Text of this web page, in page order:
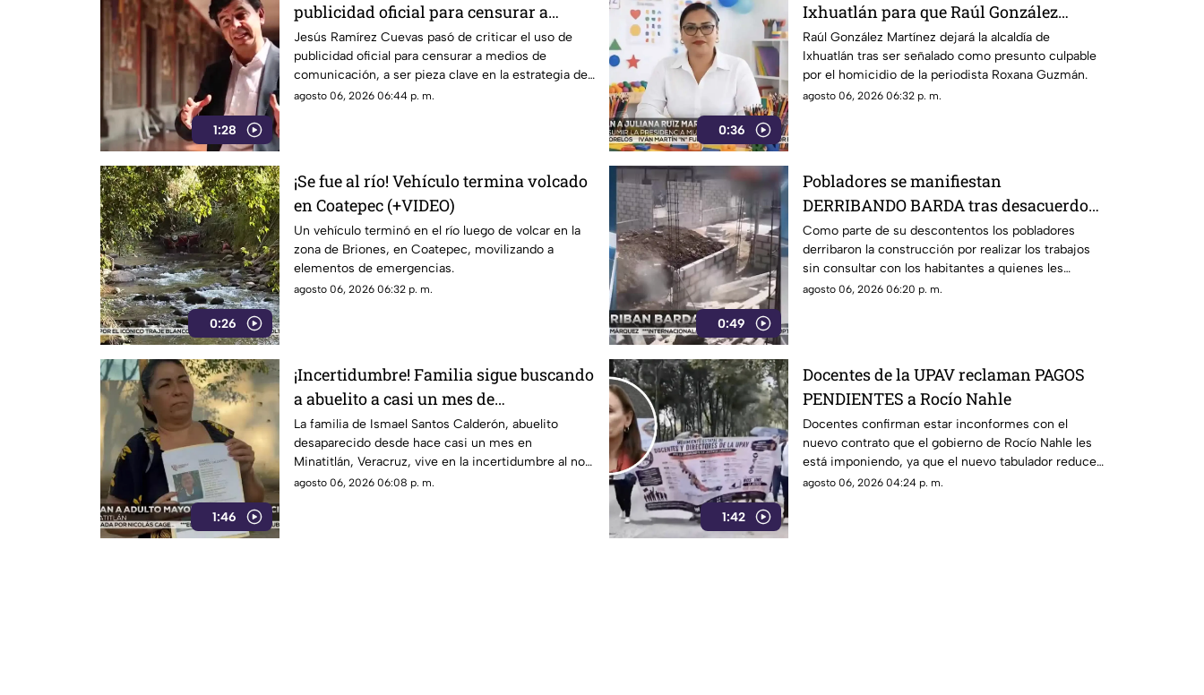
1:28
publicidad oficial para censurar a
medios, hoy es pieza clave en estrategia
de censura del gobierno
Jesús Ramírez Cuevas pasó de criticar el uso de
publicidad oficial para censurar a medios de
comunicación, a ser pieza clave en la estrategia de
censura del actual gobierno.
agosto 06, 2026 06:44 p. m.
0:36
Ixhuatlán para que Raúl González
enfrente investigación por homicidio
Raúl González Martínez dejará la alcaldía de
Ixhuatlán tras ser señalado como presunto culpable
por el homicidio de la periodista Roxana Guzmán.
agosto 06, 2026 06:32 p. m.
0:26
¡Se fue al río! Vehículo termina volcado
en Coatepec (+VIDEO)
Un vehículo terminó en el río luego de volcar en la
zona de Briones, en Coatepec, movilizando a
elementos de emergencias.
agosto 06, 2026 06:32 p. m.
0:49
Pobladores se manifiestan
DERRIBANDO BARDA tras desacuerdo
con construcción en Veracruz [VIDEO]
Como parte de su descontentos los pobladores
derribaron la construcción por realizar los trabajos
sin consultar con los habitantes a quienes les
afectaría.
agosto 06, 2026 06:20 p. m.
1:46
¡Incertidumbre! Familia sigue buscando
a abuelito a casi un mes de
desaparecido en Veracruz
La familia de Ismael Santos Calderón, abuelito
desaparecido desde hace casi un mes en
Minatitlán, Veracruz, vive en la incertidumbre al no
saber nada de su familiar.
agosto 06, 2026 06:08 p. m.
1:42
Docentes de la UPAV reclaman PAGOS
PENDIENTES a Rocío Nahle
Docentes confirman estar inconformes con el
nuevo contrato que el gobierno de Rocío Nahle les
está imponiendo, ya que el nuevo tabulador reduce
su salario.
agosto 06, 2026 04:24 p. m.